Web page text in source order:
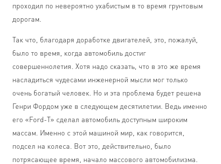
проходил по невероятно ухабистым в то время грунтовым
дорогам.
Так что, благодаря доработке двигателей, это, пожалуй,
было то время, когда автомобиль достиг
совершеннолетия. Хотя надо сказать, что в это же время
насладиться чудесами инженерной мысли мог только
очень богатый человек. Но и эта проблема будет решена
Генри Фордом уже в следующем десятилетии. Ведь именно
его «Ford-Т» сделал автомобиль доступным широким
массам. Именно с этой машиной мир, как говорится,
подсел на колеса. Вот это, действительно, было
потрясающее время, начало массового автомобилизма.